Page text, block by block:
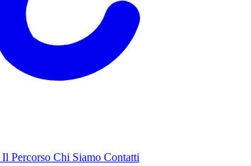
Il Percorso Chi Siamo Contatti